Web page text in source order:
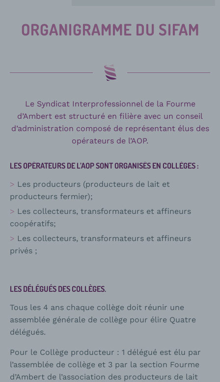
ORGANIGRAMME DU SIFAM
Le Syndicat Interprofessionnel de la Fourme
d’Ambert est structuré en filière avec un conseil
d’administration composé de représentant élus des
opérateurs de l’AOP.
LES OPÉRATEURS DE L’AOP SONT ORGANISÉS EN COLLÈGES :
Les producteurs (producteurs de lait et
producteurs fermier);
Les collecteurs, transformateurs et affineurs
coopératifs;
Les collecteurs, transformateurs et affineurs
privés ;
LES DÉLÉGUÉS DES COLLÈGES.
Tous les 4 ans chaque collège doit réunir une
assemblée générale de collège pour élire Quatre
délégués.
Pour le Collège producteur : 1 délégué est élu par
l’assemblée de collège et 3 par la section Fourme
d’Ambert de l’association des producteurs de lait